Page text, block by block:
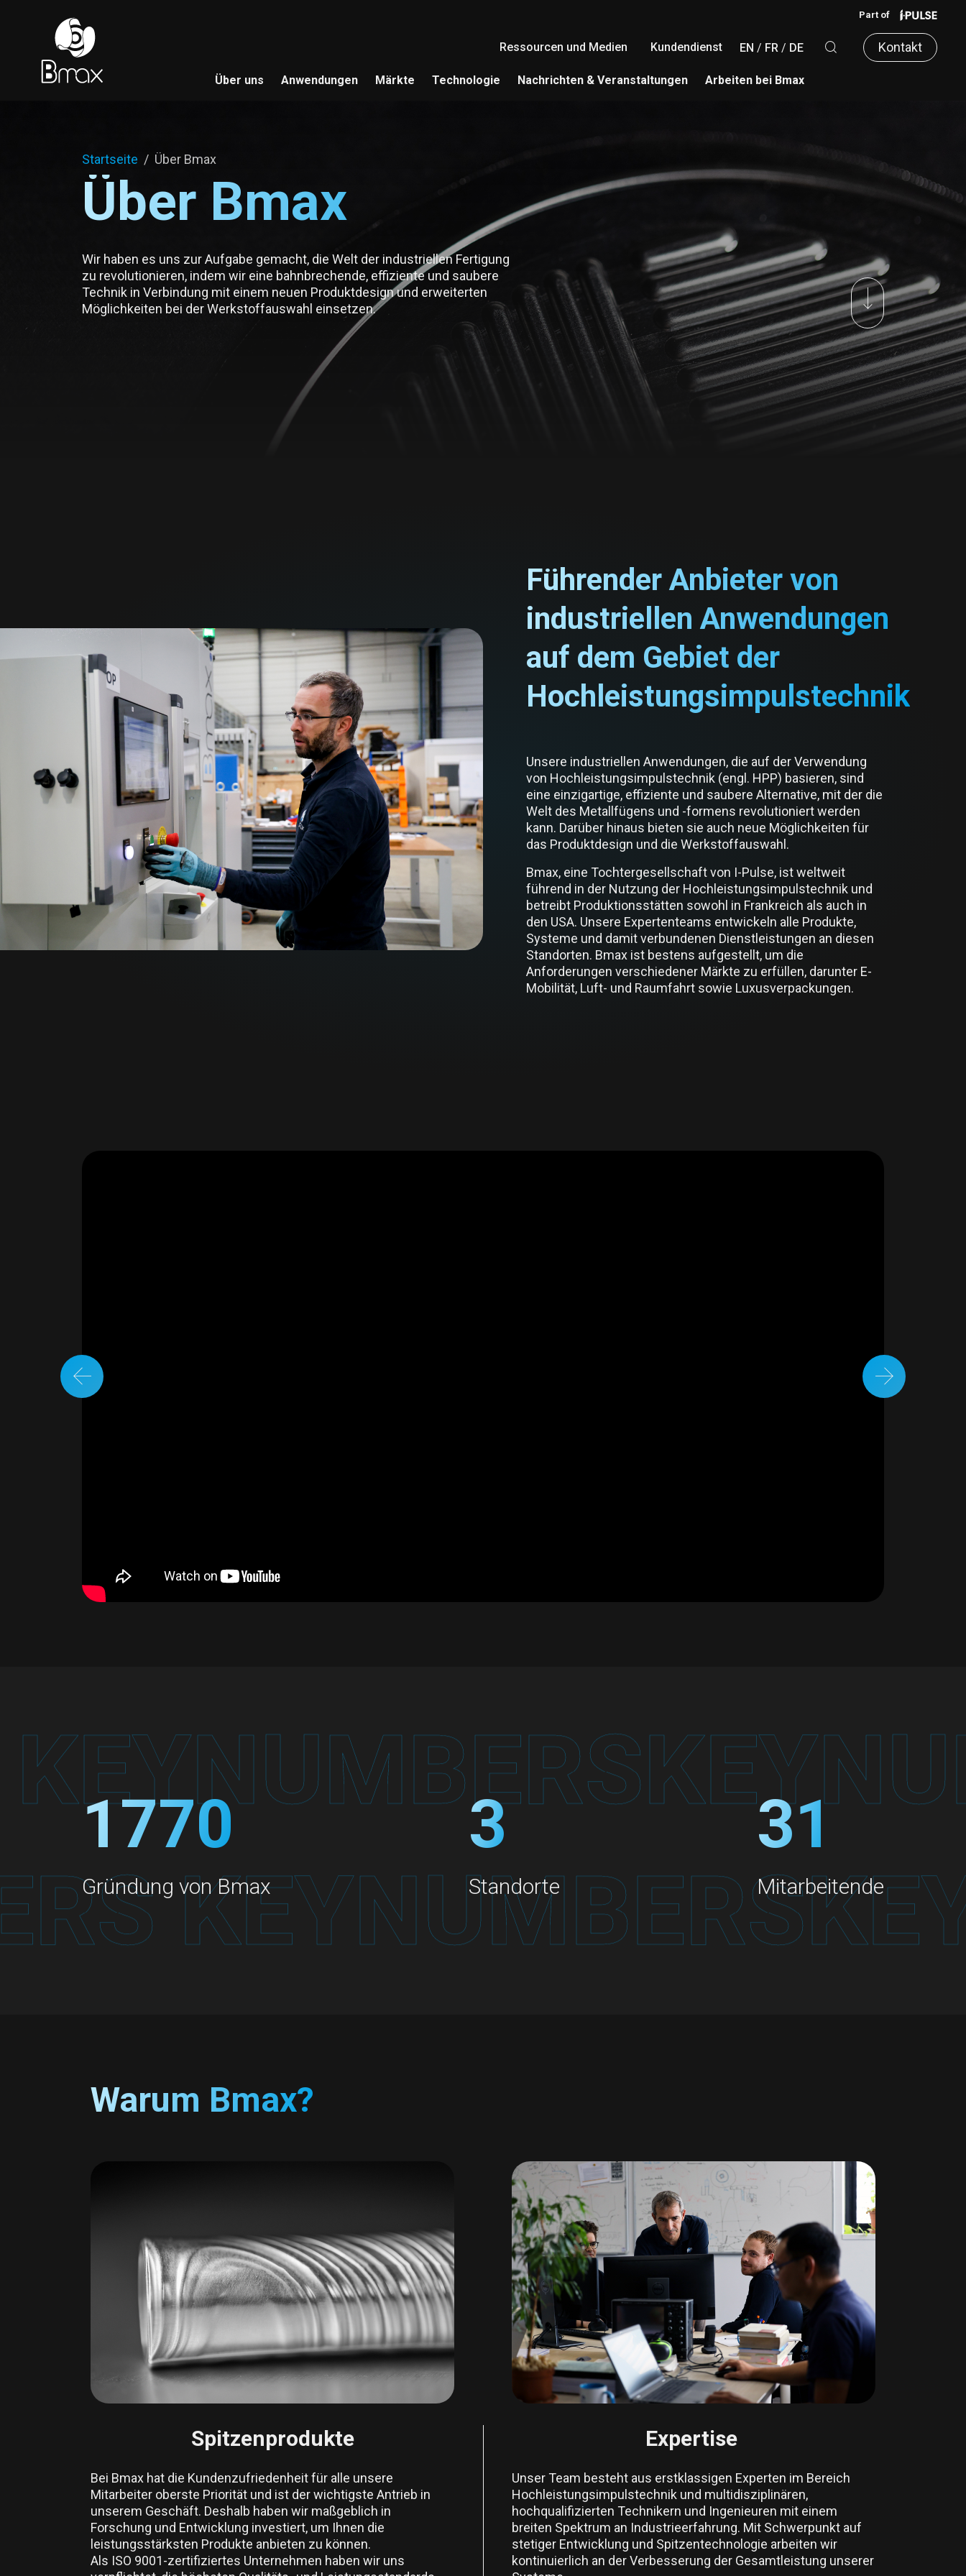
Part of
Header 1
Ressourcen und Medien Kundendienst EN FR DE Kontakt
Über uns Anwendungen Märkte Technologie Nachrichten & Veranstaltungen Arbeiten bei Bmax
Pfadnavigation
Startseite Über Bmax
Über Bmax
Wir haben es uns zur Aufgabe gemacht, die Welt der industriellen Fertigung
zu revolutionieren, indem wir eine bahnbrechende, effiziente und saubere
Technik in Verbindung mit einem neuen Produktdesign und erweiterten
Möglichkeiten bei der Werkstoffauswahl einsetzen.
Führender Anbieter von
industriellen Anwendungen
auf dem Gebiet der
Hochleistungsimpulstechnik
Unsere industriellen Anwendungen, die auf der Verwendung
von Hochleistungsimpulstechnik (engl. HPP) basieren, sind
eine einzigartige, effiziente und saubere Alternative, mit der die
Welt des Metallfügens und -formens revolutioniert werden
kann. Darüber hinaus bieten sie auch neue Möglichkeiten für
das Produktdesign und die Werkstoffauswahl.
Bmax, eine Tochtergesellschaft von I-Pulse, ist weltweit
führend in der Nutzung der Hochleistungsimpulstechnik und
betreibt Produktionsstätten sowohl in Frankreich als auch in
den USA. Unsere Expertenteams entwickeln alle Produkte,
Systeme und damit verbundenen Dienstleistungen an diesen
Standorten. Bmax ist bestens aufgestellt, um die
Anforderungen verschiedener Märkte zu erfüllen, darunter E-
Mobilität, Luft- und Raumfahrt sowie Luxusverpackungen.
2006
Gründung von Bmax
3
Standorte
35
Mitarbeitende
Warum Bmax?
Spitzenprodukte
Bei Bmax hat die Kundenzufriedenheit für alle unsere
Mitarbeiter oberste Priorität und ist der wichtigste Antrieb in
unserem Geschäft. Deshalb haben wir maßgeblich in
Forschung und Entwicklung investiert, um Ihnen die
leistungsstärksten Produkte anbieten zu können.
Als ISO 9001-zertifiziertes Unternehmen haben wir uns
Expertise
Unser Team besteht aus erstklassigen Experten im Bereich
Hochleistungsimpulstechnik und multidisziplinären,
hochqualifizierten Technikern und Ingenieuren mit einem
breiten Spektrum an Industrieerfahrung. Mit Schwerpunkt auf
stetiger Entwicklung und Spitzentechnologie arbeiten wir
kontinuierlich an der Verbesserung der Gesamtleistung unserer